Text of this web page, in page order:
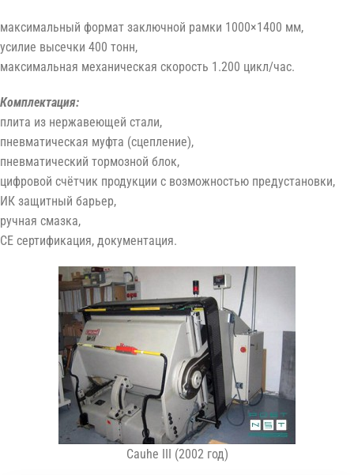
максимальный формат заключной рамки 1000×1400 мм,
усилие высечки 400 тонн,
максимальная механическая скорость 1.200 цикл/час.
Комплектация:
плита из нержавеющей стали,
пневматическая муфта (сцепление),
пневматический тормозной блок,
цифровой счётчик продукции с возможностью предустановки,
ИК защитный барьер,
ручная смазка,
CE сертификация, документация.
Cauhe III (2002 год)